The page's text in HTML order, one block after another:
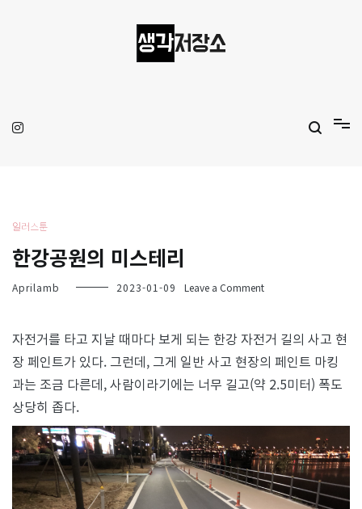
일러스툰
한강공원의 미스테리
Aprilamb 2023-01-09 Leave a Commenton
공
원
의
미
스
리
자전거를 타고 지날 때마다 보게 되는 한강 자전거 길의 사고 현
장 페인트가 있다. 그런데, 그게 일반 사고 현장의 페인트 마킹
과는 조금 다른데, 사람이라기에는 너무 길고(약 2.5미터) 폭도
상당히 좁다.